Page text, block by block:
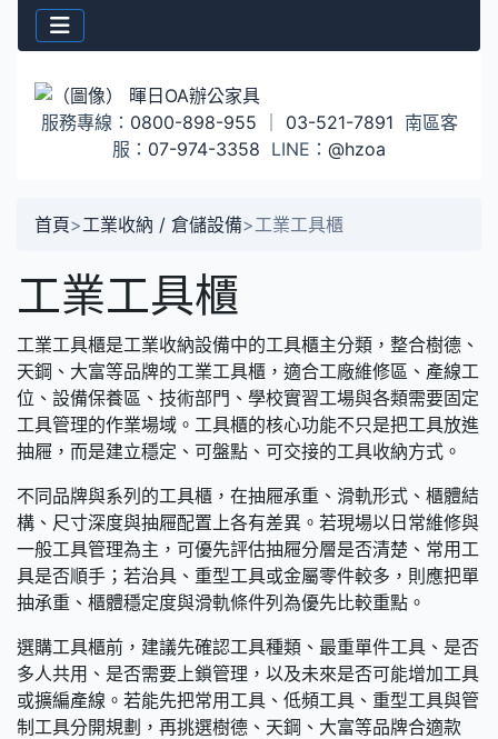
服務專線： 0800-898-955 03-521-7891 南區客
服： 07-974-3358 LINE： @hzoa
首頁>工業收納 / 倉儲設備>工業工具櫃
工業工具櫃
工業工具櫃是工業收納設備中的工具櫃主分類，整合樹德、
天鋼、大富等品牌的工業工具櫃，適合工廠維修區、產線工
位、設備保養區、技術部門、學校實習工場與各類需要固定
工具管理的作業場域。工具櫃的核心功能不只是把工具放進
抽屜，而是建立穩定、可盤點、可交接的工具收納方式。
不同品牌與系列的工具櫃，在抽屜承重、滑軌形式、櫃體結
構、尺寸深度與抽屜配置上各有差異。若現場以日常維修與
一般工具管理為主，可優先評估抽屜分層是否清楚、常用工
具是否順手；若治具、重型工具或金屬零件較多，則應把單
抽承重、櫃體穩定度與滑軌條件列為優先比較重點。
選購工具櫃前，建議先確認工具種類、最重單件工具、是否
多人共用、是否需要上鎖管理，以及未來是否可能增加工具
或擴編產線。若能先把常用工具、低頻工具、重型工具與管
制工具分開規劃，再挑選樹德、天鋼、大富等品牌合適款